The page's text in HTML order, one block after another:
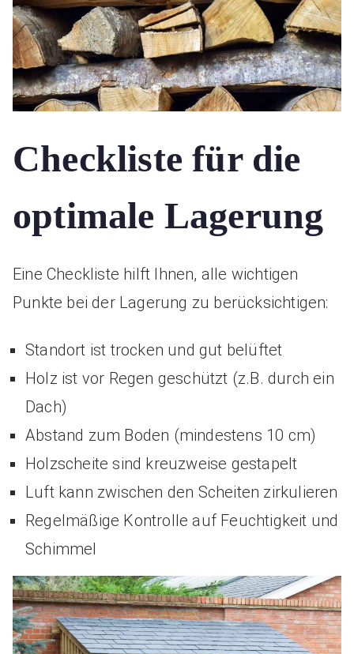
Checkliste für die
optimale Lagerung
Eine Checkliste hilft Ihnen, alle wichtigen
Punkte bei der Lagerung zu berücksichtigen:
Standort ist trocken und gut belüftet
Holz ist vor Regen geschützt (z.B. durch ein
Dach)
Abstand zum Boden (mindestens 10 cm)
Holzscheite sind kreuzweise gestapelt
Luft kann zwischen den Scheiten zirkulieren
Regelmäßige Kontrolle auf Feuchtigkeit und
Schimmel